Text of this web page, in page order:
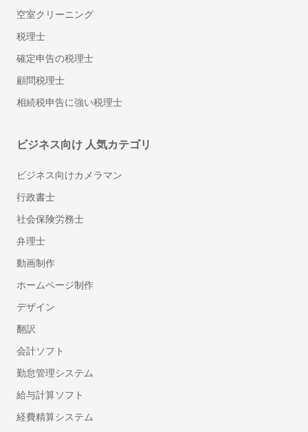
空室クリーニング
税理士
確定申告の税理士
顧問税理士
相続税申告に強い税理士
ビジネス向け 人気カテゴリ
ビジネス向けカメラマン
行政書士
社会保険労務士
弁理士
動画制作
ホームページ制作
デザイン
翻訳
会計ソフト
勤怠管理システム
給与計算ソフト
経費精算システム